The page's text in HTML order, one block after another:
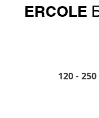
ERCOLE
120 -